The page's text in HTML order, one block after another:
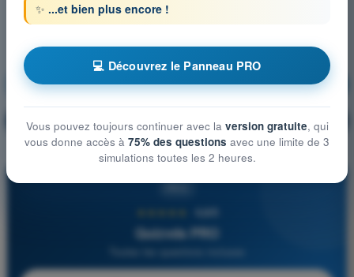
Aérodynamique S'entraîner !
🔒 PRO Explication de la question
4,6/5
Quizvds PRO
✨ ...et bien plus encore !
💻 Découvrez le Panneau PRO
Vous pouvez toujours continuer avec la version gratuite, qui
vous donne accès à 75% des questions avec une limite de 3
simulations toutes les 2 heures.